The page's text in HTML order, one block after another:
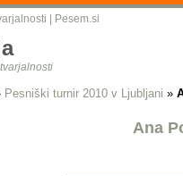
Pesem.si
Pesniški turnir 2010 v Ljubljani »
Ana